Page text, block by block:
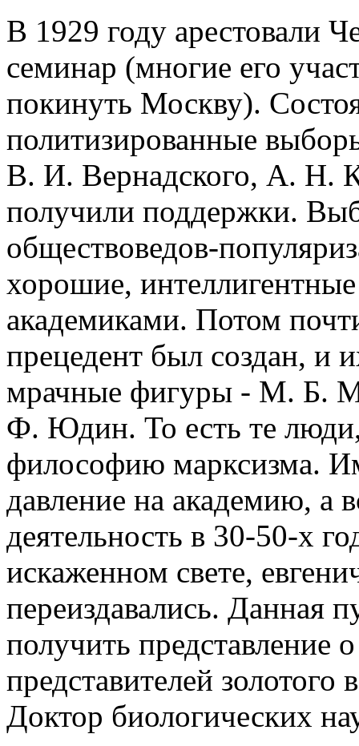
В 1929 году арестовали
семинар (многие его
покинуть Москву).
политизированные
В. И. Вернадского, А. Н.
получили поддержки.
обществоведов-
хорошие,
академиками. Потом
прецедент был создан, и
мрачные фигуры - М. Б.
Ф. Юдин. То есть те
философию марксизма.
давление на академию, а
деятельность в 30-50-х
искаженном свете,
переиздавались. Данная
получить представление
представителей золотого
Доктор биологических